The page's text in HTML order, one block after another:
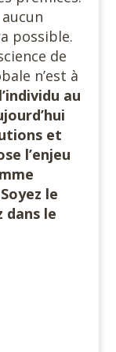
possible.
de
n’est à
au
et
l’enjeu
le
dans le